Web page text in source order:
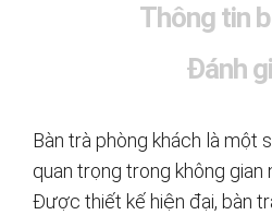
Thông tin
Đánh
Bàn trà phòng khách là một
quan trọng trong không gian
Được thiết kế hiện đại, bàn